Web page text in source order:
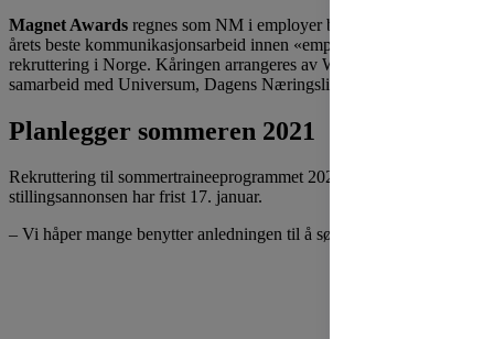
Magnet Awards regnes som NM i employer branding og hedrer
årets beste kommunikasjonsarbeid innen «employer branding» og
rekruttering i Norge. Kåringen arrangeres av Whydentify i
samarbeid med Universum, Dagens Næringsliv og Finn.no.
Planlegger sommeren 2021
Rekruttering til sommertraineeprogrammet 2021 er allerede i gang,
stillingsannonsen har frist 17. januar.
– Vi håper mange benytter anledningen til å søke i år også!